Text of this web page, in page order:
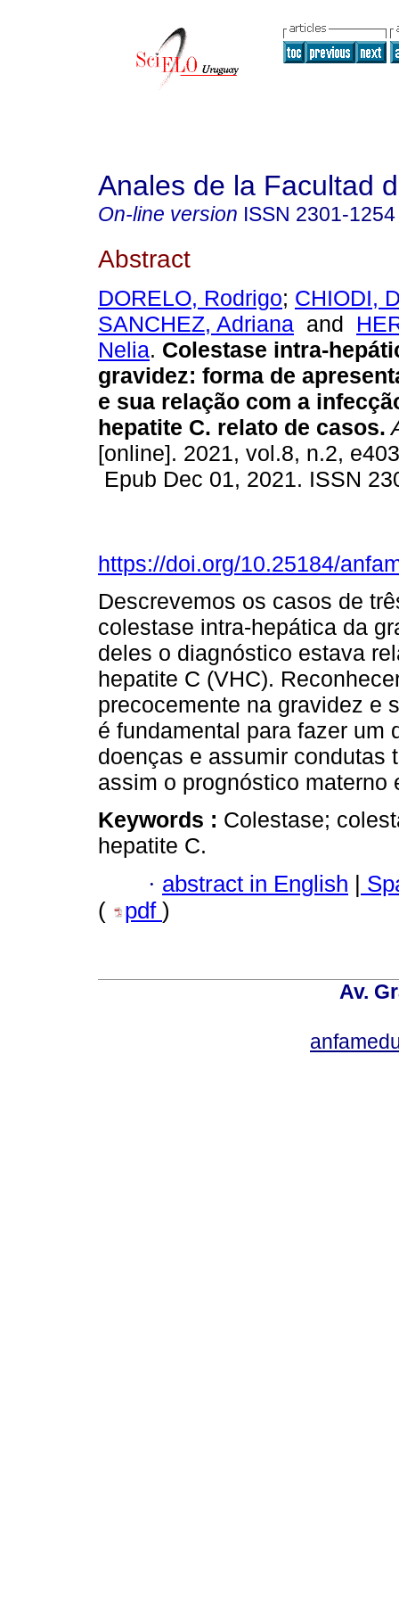
Anales de la Facultad
On-line version ISSN 2301-1254
Abstract
DORELO, Rodrigo; CHIODI,
SANCHEZ, Adriana and
Nelia. Colestase intra-
gravidez: forma de
e sua relação com a
hepatite C. relato de casos.
[online]. 2021, vol.8, n.2,
Epub Dec 01, 2021. ISSN
https://doi.org/10.25184/
Descrevemos os casos de
colestase intra-hepática da
deles o diagnóstico estava
hepatite C (VHC).
precocemente na gravidez e
é fundamental para fazer um
doenças e assumir condutas
assim o prognóstico materno
Keywords : Colestase;
hepatite C.
· abstract in English |
(
pdf )
Av.